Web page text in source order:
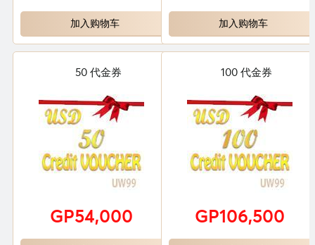
加入购物车 加入购物车
50 代金券
GP54,000
100 代金券
GP106,500